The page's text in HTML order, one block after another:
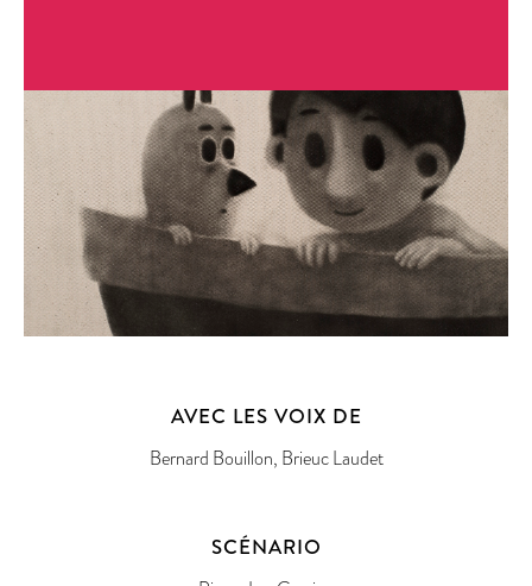
AVEC LES VOIX DE
Bernard Bouillon, Brieuc Laudet
SCÉNARIO